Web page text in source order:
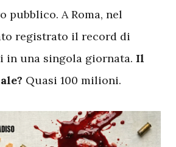
pubblico. A Roma, nel
registrato il record di
una singola giornata. Il
Quasi 100 milioni.